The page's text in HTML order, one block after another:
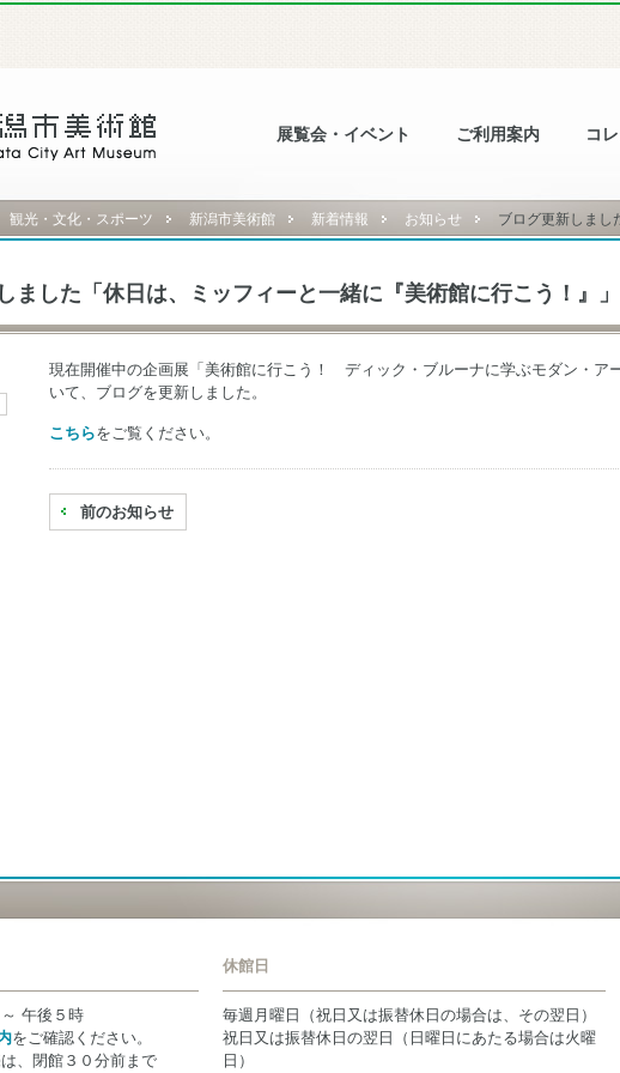
展覧会・イベント ご利用案内 コ
観光・文化・スポーツ 新潟市美術館 新着情報 お知らせ ブログ更新しまし
ました「休日は、ミッフィーと一緒に『美術館に行こう！』」
現在開催中の企画展「美術館に行こう！ ディック・ブルーナに学ぶモダン・ア
いて、ブログを更新しました。
こちらをご覧ください。
前のお知らせ
午後５時
をご確認ください。
、閉館３０分前まで
休館日
毎週月曜日（祝日又は振替休日の場合は、その翌日）
祝日又は振替休日の翌日（日曜日にあたる場合は火曜
日）